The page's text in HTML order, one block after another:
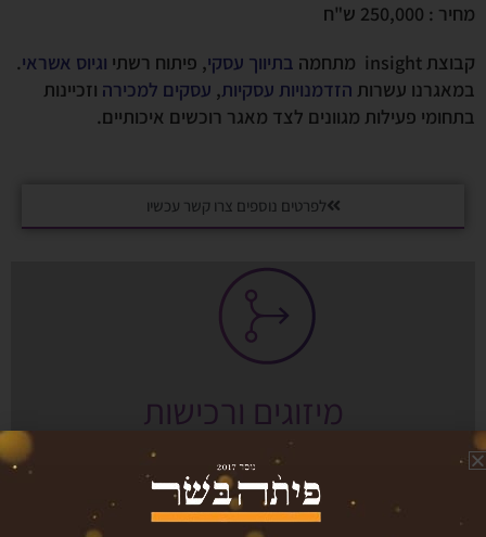
מחיר : 250,000 ש"ח
קבוצת insight מתחמה
בתיווך עסקי, פיתוח רשתי וגיוס אשראי.
במאגרנו עשרות הזדמנויות עסקיות, עסקים למכירה וזכיינות
בתחומי פעילות מגוונים לצד מאגר רוכשים איכותיים.
לפרטים נוספים צרו קשר עכשיו
מיזוגים ורכישות